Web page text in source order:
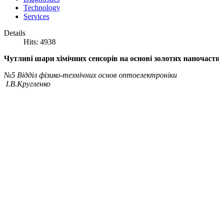
Technology
Services
Details
Hits: 4938
Чутливі шари хімічних сенсорів на основі золотих
№5 Відділ фізико-технічних основ оптоелектроніки
І.В.Кругленко